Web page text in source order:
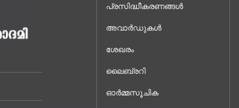
പ്രസിദ്ധീകരണങ്ങൾ
അവാർഡുകൾ
ശേഖരം
ലൈബ്രറി
ഓർമ്മസൂചിക